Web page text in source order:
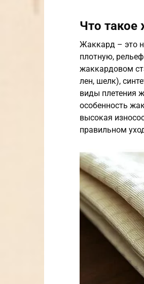
Что такое
Жаккард – это
плотную,
жаккардовом
лен, шелк),
виды плетения
особенность
высокая
правильном